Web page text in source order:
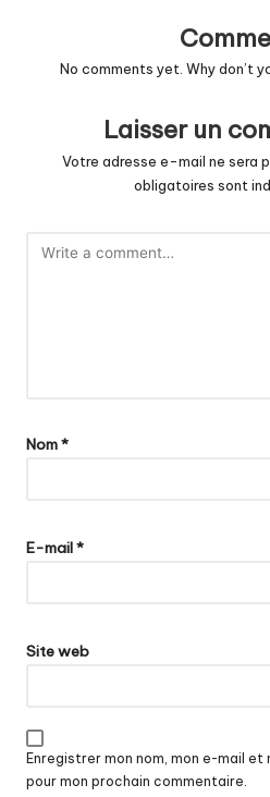
No comments yet. Why don’t
Laisser un
Votre adresse e-mail ne sera
obligatoires sont
Nom*
E-mail*
Site web
Enregistrer mon nom, mon e-mail
pour mon prochain commentaire.